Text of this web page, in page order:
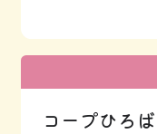
コープひろ